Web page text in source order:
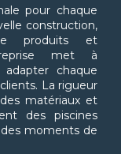
pour chaque
construction,
produits et
met à
chaque
La rigueur
matériaux et
des piscines
moments de